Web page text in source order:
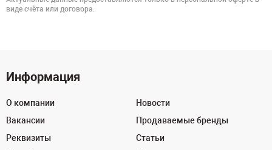
виде счёта или договора.
Информация
О компании
Вакансии
Реквизиты
Новости
Продаваемые бренды
Статьи